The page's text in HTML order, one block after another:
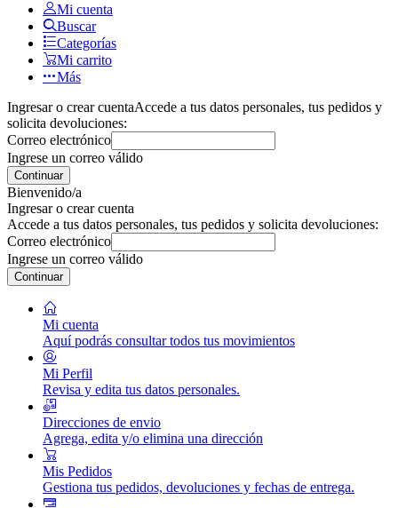
Mi cuenta
Buscar
Categorías
Mi carrito
Más
Ingresar o crear cuentaAccede a tus datos personales, tus pedidos y
solicita devoluciones:
Correo electrónico
Ingrese un correo válido
Continuar
Bienvenido/a
Ingresar o crear cuenta
Accede a tus datos personales, tus pedidos y solicita devoluciones:
Correo electrónico
Ingrese un correo válido
Continuar
Mi cuenta
Aquí podrás consultar todos tus movimientos
Mi Perfil
Revisa y edita tus datos personales.
Direcciones de envio
Agrega, edita y/o elimina una dirección
Mis Pedidos
Gestiona tus pedidos, devoluciones y fechas de entrega.